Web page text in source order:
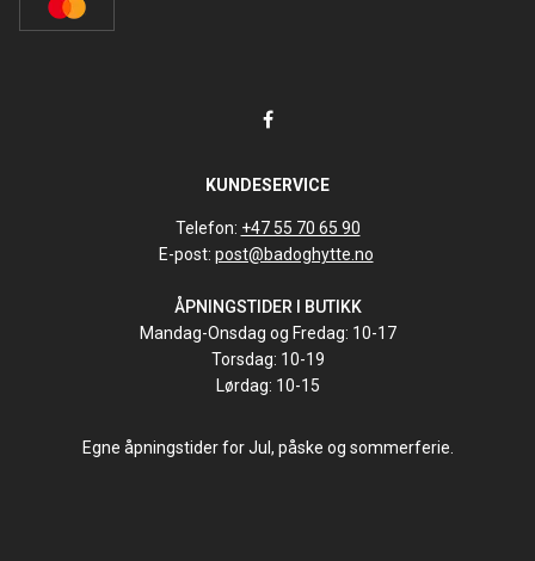
KUNDESERVICE
Telefon: +47 55 70 65 90
E-post: post@badoghytte.no
ÅPNINGSTIDER I BUTIKK
Mandag-Onsdag og Fredag: 10-17
Torsdag: 10-19
Lørdag: 10-15
Egne åpningstider for Jul, påske og sommerferie.